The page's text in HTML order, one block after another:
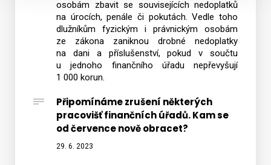
osobám zbavit se souvisejících nedoplatků
na úrocích, penále či pokutách. Vedle toho
dlužníkům fyzickým i právnickým osobám
ze zákona zaniknou drobné nedoplatky
na dani a příslušenství, pokud v součtu
u jednoho finančního úřadu nepřevyšují
1 000 korun.
Připomínáme zrušení některých
pracovišť finančních úřadů. Kam se
od července nově obracet?
29. 6. 2023